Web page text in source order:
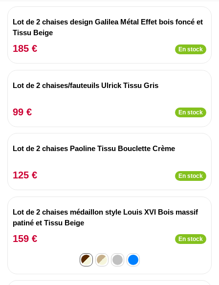
Lot de 2 chaises design Galilea Métal Effet bois foncé et
Tissu Beige
185 € En stock
Lot de 2 chaises/fauteuils Ulrick Tissu Gris
99 € En stock
Lot de 2 chaises Paoline Tissu Bouclette Crème
125 € En stock
Lot de 2 chaises médaillon style Louis XVI Bois massif
patiné et Tissu Beige
159 € En stock